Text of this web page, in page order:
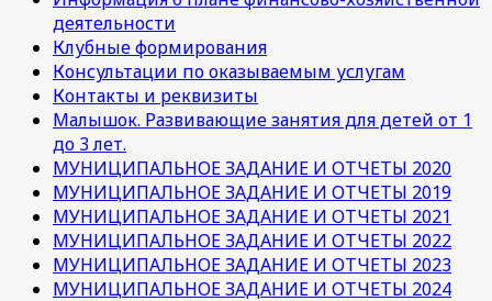
деятельности
Клубные формирования
Консультации по оказываемым услугам
Контакты и реквизиты
Малышок. Развивающие занятия для детей от 1
до 3 лет.
МУНИЦИПАЛЬНОЕ ЗАДАНИЕ И ОТЧЕТЫ 2020
МУНИЦИПАЛЬНОЕ ЗАДАНИЕ И ОТЧЕТЫ 2019
МУНИЦИПАЛЬНОЕ ЗАДАНИЕ И ОТЧЕТЫ 2021
МУНИЦИПАЛЬНОЕ ЗАДАНИЕ И ОТЧЕТЫ 2022
МУНИЦИПАЛЬНОЕ ЗАДАНИЕ И ОТЧЕТЫ 2023
МУНИЦИПАЛЬНОЕ ЗАДАНИЕ И ОТЧЕТЫ 2024